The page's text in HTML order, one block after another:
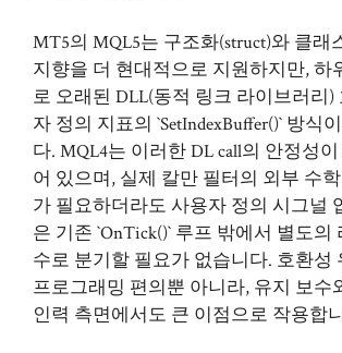
MT5의 MQL5는 구조화(struct)와 클래
지향을 더 현대적으로 지원하지만, 하
로 오래된 DLL(동적 링크 라이브러리)
자 정의 지표의 `SetIndexBuffer()` 방식
다. MQL4는 이러한 DL call의 안정성
어 있으며, 실제 칼만 필터의 외부 수
가 필요하더라도 사용자 정의 시그널
은 기존 `OnTick()` 루프 밖에서 별도의
수로 분기할 필요가 없습니다. 호환성
프로그래밍 편의뿐 아니라, 유지 보수
인력 측면에서도 큰 이점으로 작용합